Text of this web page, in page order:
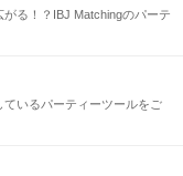
がる！？IBJ Matchingのパーテ
いるパーティーツールをご